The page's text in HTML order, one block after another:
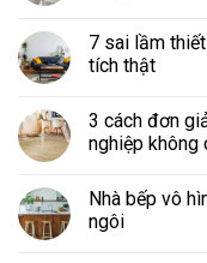
7 sai lầm
tích thật
3 cách đơn
nghiệp không
Nhà bếp vô
ngôi